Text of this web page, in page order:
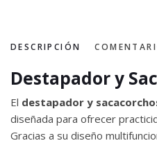
DESCRIPCIÓN
Destapador y
El destapador y
diseñada para ofrecer
Gracias a su diseño